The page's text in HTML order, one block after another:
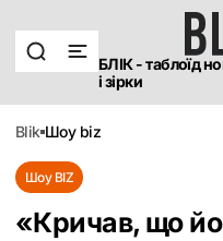
БЛІК - таблоїд
і зірки
blik шоу biz
Шоу BIZ
«Кричав, що